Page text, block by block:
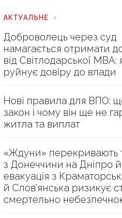
АКТУАЛЬНЕ
Доброволець через суд
намагається отримати
від Світлодарської МВА:
руйнує довіру до влади
Нові правила для ВПО:
закон і чому він ще не
житла та виплат
«Ждуни» перекривають
з Донеччини на Дніпро й
евакуація з
й Слов’янська ризикує
смертельно